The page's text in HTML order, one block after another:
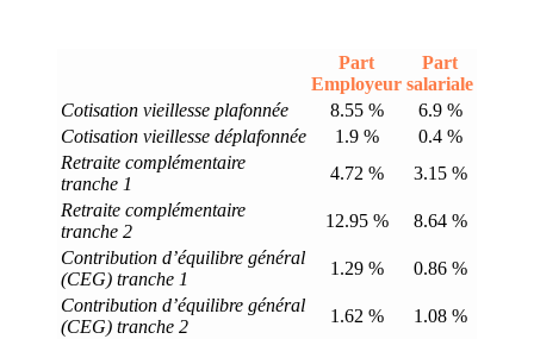
Part
Employeur
Part
salariale
Cotisation vieillesse plafonnée
8.55 %
6.9 %
Cotisation vieillesse déplafonnée
1.9 %
0.4 %
Retraite complémentaire
tranche 1
4.72 %
3.15 %
Retraite complémentaire
tranche 2
12.95 %
8.64 %
Contribution d’équilibre général
(CEG) tranche 1
1.29 %
0.86 %
Contribution d’équilibre général
(CEG) tranche 2
1.62 %
1.08 %